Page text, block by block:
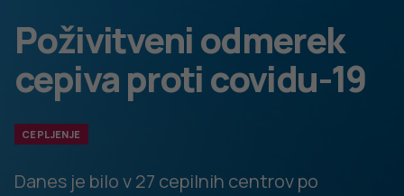
Poživitveni odmerek
cepiva proti covidu-19
CEPLJENJE
Danes je bilo v 27 cepilnih centrov po